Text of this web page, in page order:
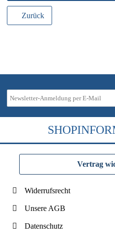
Zurück
Vertrag
Widerrufsrecht
Unsere AGB
Datenschutz